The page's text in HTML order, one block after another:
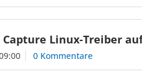
Linux-Treiber auf
0 Kommentare